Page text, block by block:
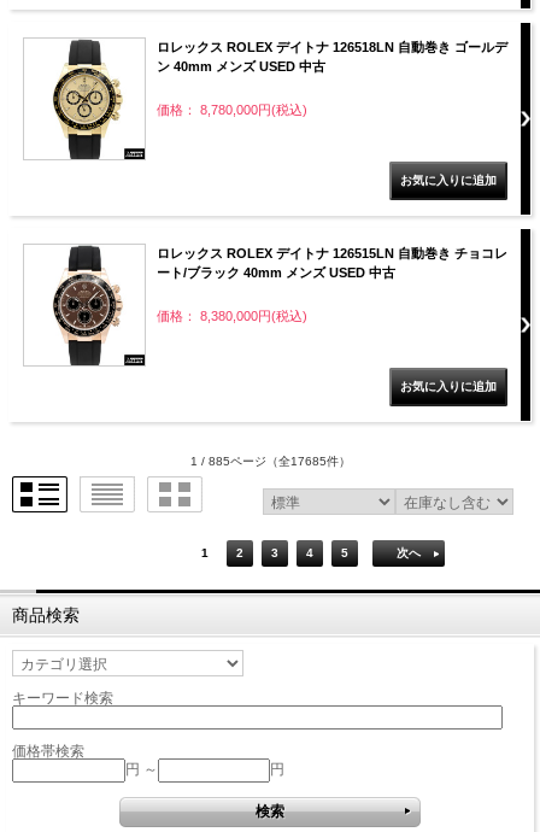
ロレックス ROLEX デイトナ 126518LN 自動巻き ゴールデ
ン 40mm メンズ USED 中古
価格： 8,780,000円(税込)
ロレックス ROLEX デイトナ 126515LN 自動巻き チョコレ
ート/ブラック 40mm メンズ USED 中古
価格： 8,380,000円(税込)
1 / 885ページ （全17685件）
1 2 3 4 5 次へ
商品検索
キーワード検索
価格帯検索
円 ～
円